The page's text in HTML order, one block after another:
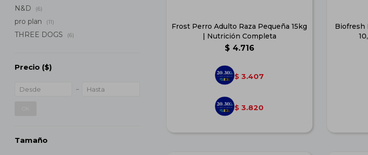
Frost Perro Adulto Raza Pequeña 15kg
| Nutrición Completa
$ 4.716
$ 3.407
$ 3.820
Biofresh
N&D (6)
pro plan (11)
THREE DOGS (6)
Precio ($)
Tamaño